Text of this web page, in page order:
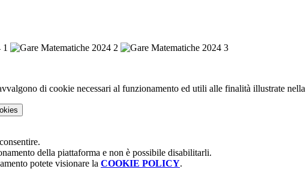
di cookie necessari al funzionamento ed utili alle finalità illustrate nella
della piattaforma e non è possibile disabilitarli.
potete visionare la COOKIE POLICY.